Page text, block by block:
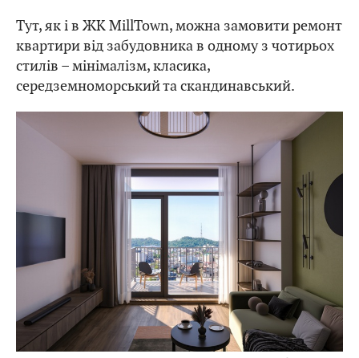
Тут, як і в ЖК MillTown, можна замовити ремонт
квартири від забудовника в одному з чотирьох
стилів – мінімалізм, класика,
середземноморський та скандинавський.